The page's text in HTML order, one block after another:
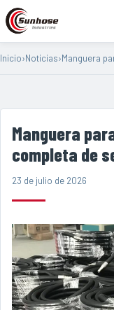
Inicio›Noticias›Manguera
Manguera
completa de
23 de julio de 2026